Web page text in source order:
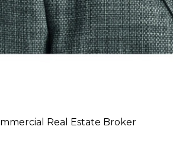
Real Estate Broker